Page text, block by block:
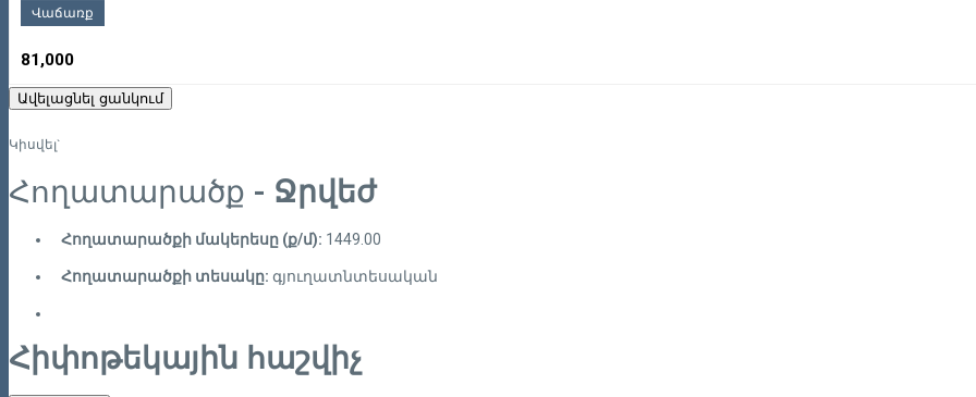
Վաճառք
81,000
Ավելացնել ցանկում
Կիսվել`
Հողատարածք - Ջրվեժ
Հողատարածքի մակերեսը (ք/մ): 1449.00
Հողատարածքի տեսակը: գյուղատնտեսական
Հիփոթեկային հաշվիչ